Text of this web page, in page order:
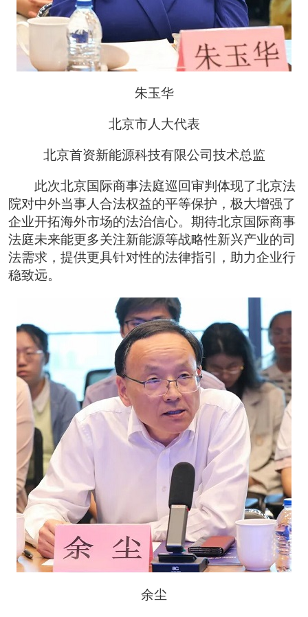
朱玉华
北京市人大代表
北京首资新能源科技有限公司技术总监
此次北京国际商事法庭巡回审判体现了北京法
院对中外当事人合法权益的平等保护，极大增强了
企业开拓海外市场的法治信心。期待北京国际商事
法庭未来能更多关注新能源等战略性新兴产业的司
法需求，提供更具针对性的法律指引，助力企业行
稳致远。
余尘